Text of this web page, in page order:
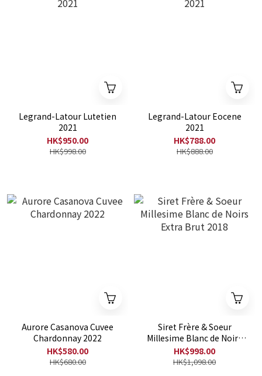
Legrand-Latour Lutetien
2021
HK$950.00
HK$998.00
Legrand-Latour Eocene
2021
HK$788.00
HK$888.00
Aurore Casanova Cuvee
Chardonnay 2022
HK$580.00
HK$680.00
Siret Frère & Soeur
Millesime Blanc de Noirs
Extra Brut 2018
HK$998.00
HK$1,098.00